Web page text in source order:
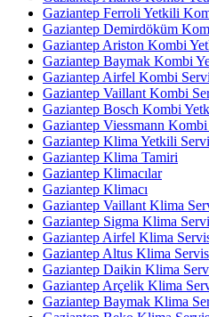
Gaziantep Ferroli Yetkili
Gaziantep Demirdöküm
Gaziantep Ariston Kombi
Gaziantep Baymak Kombi
Gaziantep Airfel Kombi
Gaziantep Vaillant Kombi
Gaziantep Bosch Kombi
Gaziantep Viessmann
Gaziantep Klima Yetkili
Gaziantep Klima Tamiri
Gaziantep Klimacılar
Gaziantep Klimacı
Gaziantep Vaillant Klima
Gaziantep Sigma Klima
Gaziantep Airfel Klima
Gaziantep Altus Klima
Gaziantep Daikin Klima
Gaziantep Arçelik Klima
Gaziantep Baymak Klima